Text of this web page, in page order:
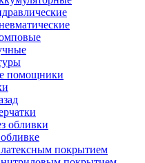
помощники
обливки
покрытием